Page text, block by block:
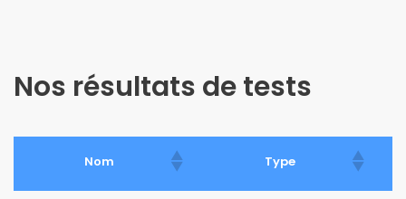
Nos résultats de tests
Nom Type